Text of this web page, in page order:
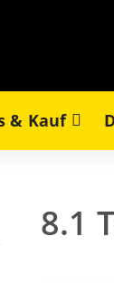
& Kauf
8.1